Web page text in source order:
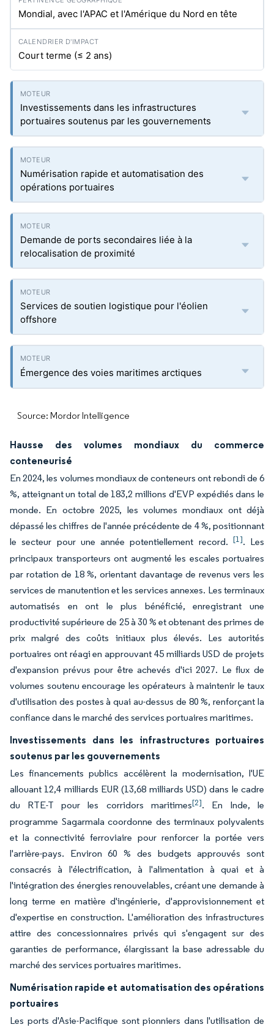
Mondial, avec l'APAC et l'Amérique du Nord en tête
Court terme (≤ 2 ans)
Investissements dans les infrastructures
portuaires soutenus par les gouvernements
Numérisation rapide et automatisation des
opérations portuaires
Demande de ports secondaires liée à la
relocalisation de proximité
Services de soutien logistique pour l'éolien
offshore
Émergence des voies maritimes arctiques
Source: Mordor Intelligence
Hausse des volumes mondiaux du commerce
conteneurisé
En 2024, les volumes mondiaux de conteneurs ont rebondi de 6
%, atteignant un total de 183,2 millions d'EVP expédiés dans le
monde. En octobre 2025, les volumes mondiaux ont déjà
dépassé les chiffres de l'année précédente de 4 %, positionnant
le secteur pour une année potentiellement record. [1]. Les
principaux transporteurs ont augmenté les escales portuaires
par rotation de 18 %, orientant davantage de revenus vers les
services de manutention et les services annexes. Les terminaux
automatisés en ont le plus bénéficié, enregistrant une
productivité supérieure de 25 à 30 % et obtenant des primes de
prix malgré des coûts initiaux plus élevés. Les autorités
portuaires ont réagi en approuvant 45 milliards USD de projets
d'expansion prévus pour être achevés d'ici 2027. Le flux de
volumes soutenu encourage les opérateurs à maintenir le taux
d'utilisation des postes à quai au-dessus de 80 %, renforçant la
confiance dans le marché des services portuaires maritimes.
Investissements dans les infrastructures portuaires
soutenus par les gouvernements
Les financements publics accélèrent la modernisation, l'UE
allouant 12,4 milliards EUR (13,68 milliards USD) dans le cadre
du RTE-T pour les corridors maritimes[2]. En Inde, le
programme Sagarmala coordonne des terminaux polyvalents
et la connectivité ferroviaire pour renforcer la portée vers
l'arrière-pays. Environ 60 % des budgets approuvés sont
consacrés à l'électrification, à l'alimentation à quai et à
l'intégration des énergies renouvelables, créant une demande à
long terme en matière d'ingénierie, d'approvisionnement et
d'expertise en construction. L'amélioration des infrastructures
attire des concessionnaires privés qui s'engagent sur des
garanties de performance, élargissant la base adressable du
marché des services portuaires maritimes.
Numérisation rapide et automatisation des opérations
portuaires
Les ports d'Asie-Pacifique sont pionniers dans l'utilisation de